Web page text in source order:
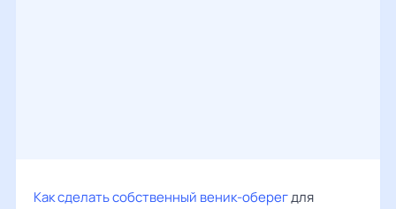
Как сделать собственный веник-оберегдля